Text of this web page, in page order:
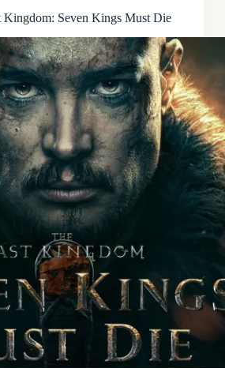
Kingdom: Seven Kings Must Die